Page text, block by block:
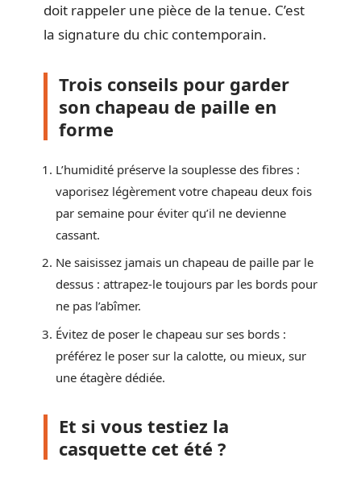
doit rappeler une pièce de la tenue. C’est
la signature du chic contemporain.
Trois conseils pour garder
son chapeau de paille en
forme
L’humidité préserve la souplesse des fibres :
vaporisez légèrement votre chapeau deux fois
par semaine pour éviter qu’il ne devienne
cassant.
Ne saisissez jamais un chapeau de paille par le
dessus : attrapez-le toujours par les bords pour
ne pas l’abîmer.
Évitez de poser le chapeau sur ses bords :
préférez le poser sur la calotte, ou mieux, sur
une étagère dédiée.
Et si vous testiez la
casquette cet été ?